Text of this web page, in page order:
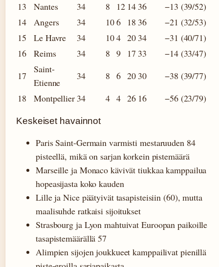
13
Nantes 34 8 12 14 36
−13 (39/52)
14
Angers 34 106 18 36
−21 (32/53)
15
Le Havre 34 104 20 34
−31 (40/71)
16
Reims 34 8 9 17 33
−14 (33/47)
17
Saint-
Etienne
34 8 6 20 30
−38 (39/77)
18
Montpellier 34 4 4 26 16 −56 (23/79)
Keskeiset havainnot
Paris Saint-Germain varmisti mestaruuden 84
pisteellä, mikä on sarjan korkein pistemäärä
Marseille ja Monaco kävivät tiukkaa kamppailua
hopeasijasta koko kauden
Lille ja Nice päätyivät tasapisteisiin (60), mutta
maalisuhde ratkaisi sijoitukset
Strasbourg ja Lyon mahtuivat Euroopan paikoille
tasapistemäärällä 57
Alimpien sijojen joukkueet kamppailivat pienillä